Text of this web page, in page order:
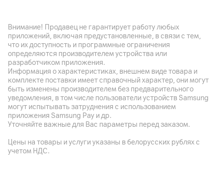
управление через приложение Алиса AI
Аккумулятор
Емкость аккумулятора
Наушники: 46 мАч, зарядный чехол: 520 мАч
Время работы
Время работы от одной зарядки: до 8 ч, время работы с
зарядным футляром: до 30 ч
Корпус
Внимание! Продавец не гарантирует работу любых
приложений, включая предустановленные, в связи с тем,
что их доступность и программные ограничения
определяются производителем устройства или
разработчиком приложения.
Информация о характеристиках, внешнем виде товара и
комплекте поставки имеет справочный характер, они могут
быть изменены производителем без предварительного
уведомления, в том числе пользователи устройств Samsung
могут испытывать затруднения с использованием
приложения Samsung Pay и др.
Уточняйте важные для Вас параметры перед заказом.
Цены на товары и услуги указаны в белорусских рублях с
учетом НДС.